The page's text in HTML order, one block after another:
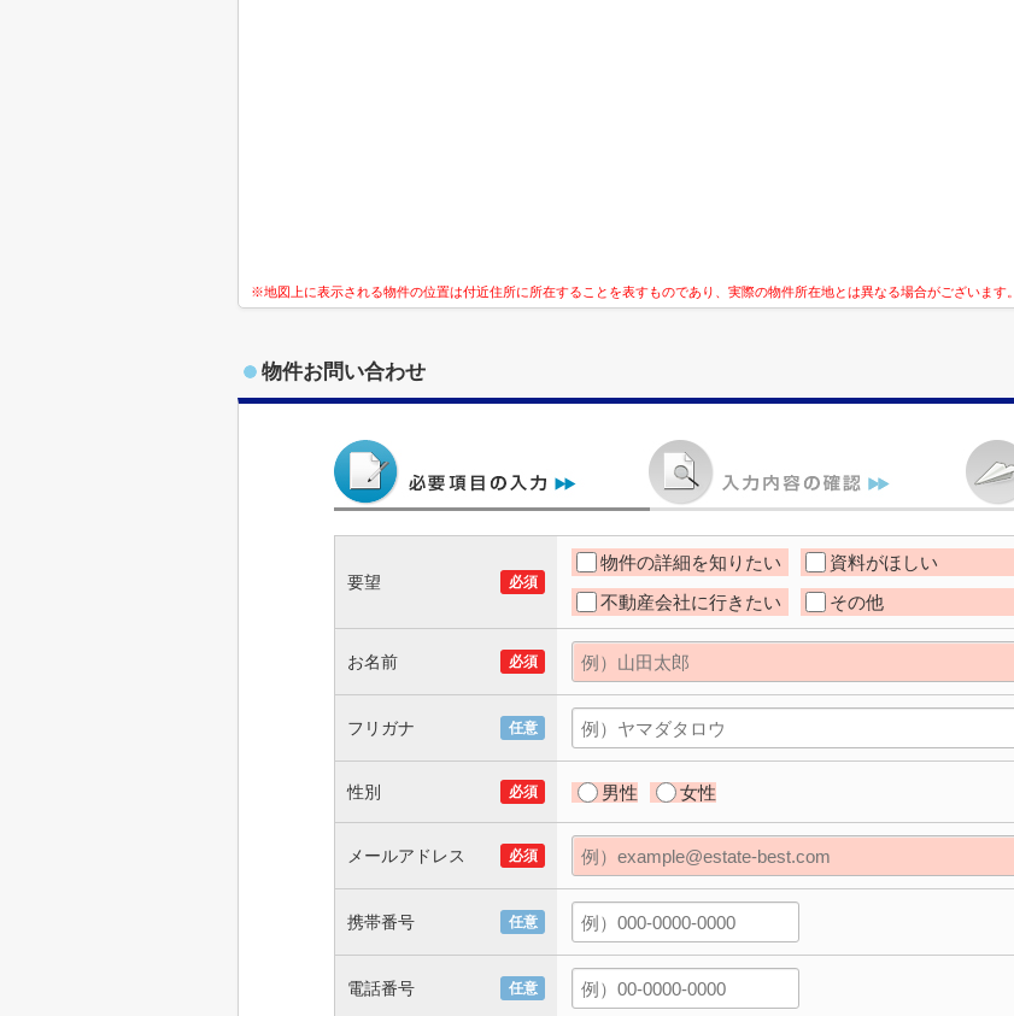
※地図上に表示される物件の位置は付近住所に所在することを表すものであり、実際の物件所在地とは異なる場合がございます。
物件お問い合わせ
要望 必須
物件の詳細を知りたい 資料がほしい
不動産会社に行きたい
その他
お名前 必須
フリガナ 任意
性別 必須 男性 女性
メールアドレス 必須
携帯番号 任意
電話番号 任意